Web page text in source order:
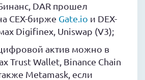
DAR прошел
CEX-бирже Gate.io и DEX-
Digifinex, Uniswap (V3);
актив можно в
Trust Wallet, Binance Chain
Metamask, если